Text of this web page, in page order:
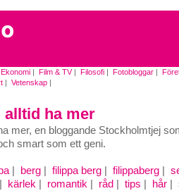
Ekonomi | Film & TV| Filosofi | Fotobloggar |
| Vetenskap |
alltid ha mer
mer, en bloggande Stockholmtjej
smart som ett geni.
berg filippa berg filippaberg
kärlek romantik råd tips hår